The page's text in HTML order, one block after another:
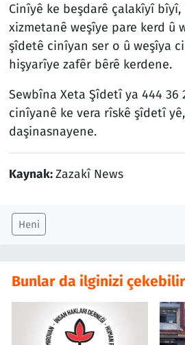
Cinîyê ke beşdarê çalakîyî
xizmetanê weşîye pare kerd û
şîdetê cinîyan ser o û weşîya
hişyarîye zafêr bêrê kerdene.
Sewbîna Xeta Şîdetî ya 444 36
cinîyanê ke vera rîskê şîdetî
daşinasnayene.
Kaynak:Zazakî News
Heni
Bunlar da ilginizi çekebilir